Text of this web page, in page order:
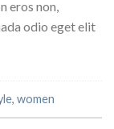
eros non,
odio eget elit
, women